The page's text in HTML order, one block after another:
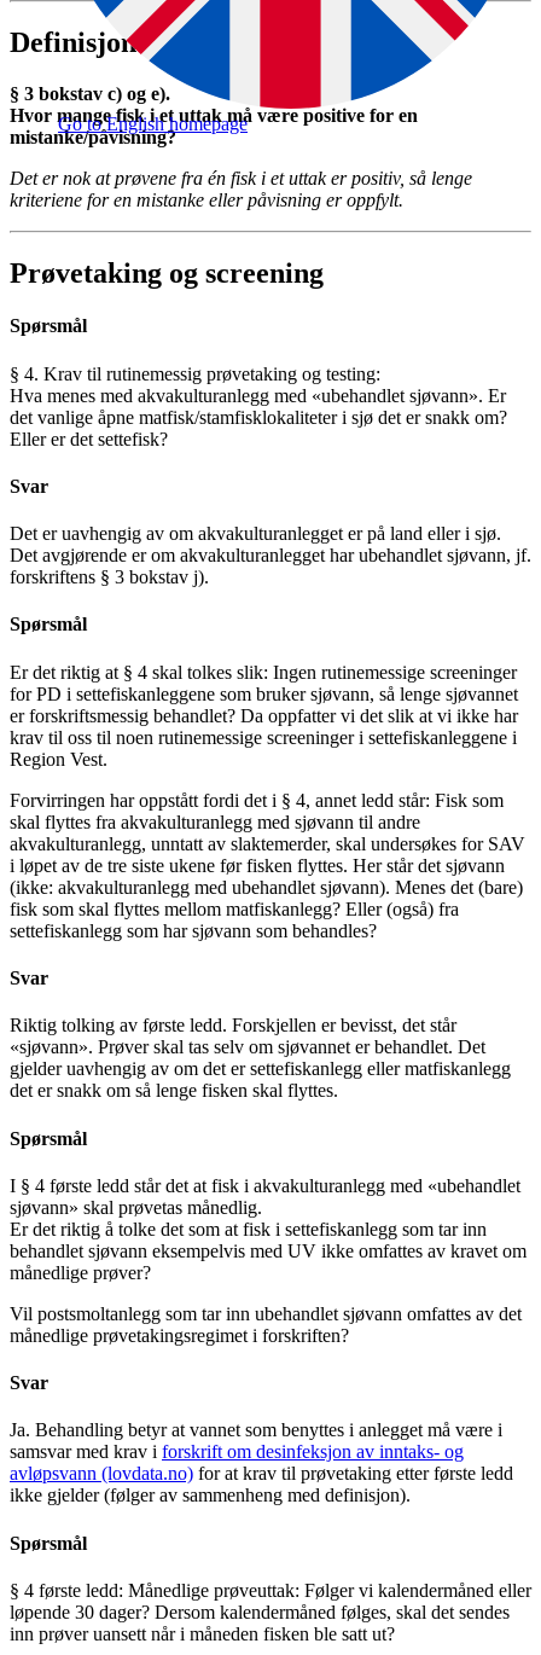
Go to English homepage
Definisjoner
§ 3 bokstav c) og e).
Hvor mange fisk i et uttak må være positive for en
mistanke/påvisning?
Det er nok at prøvene fra én fisk i et uttak er positiv, så lenge
kriteriene for en mistanke eller påvisning er oppfylt.
Prøvetaking og screening
Spørsmål
§ 4. Krav til rutinemessig prøvetaking og testing:
Hva menes med akvakulturanlegg med «ubehandlet sjøvann». Er
det vanlige åpne matfisk/stamfisklokaliteter i sjø det er snakk om?
Eller er det settefisk?
Svar
Det er uavhengig av om akvakulturanlegget er på land eller i sjø.
Det avgjørende er om akvakulturanlegget har ubehandlet sjøvann, jf.
forskriftens § 3 bokstav j).
Spørsmål
Er det riktig at § 4 skal tolkes slik: Ingen rutinemessige screeninger
for PD i settefiskanleggene som bruker sjøvann, så lenge sjøvannet
er forskriftsmessig behandlet? Da oppfatter vi det slik at vi ikke har
krav til oss til noen rutinemessige screeninger i settefiskanleggene i
Region Vest.
Forvirringen har oppstått fordi det i § 4, annet ledd står: Fisk som
skal flyttes fra akvakulturanlegg med sjøvann til andre
akvakulturanlegg, unntatt av slaktemerder, skal undersøkes for SAV
i løpet av de tre siste ukene før fisken flyttes. Her står det sjøvann
(ikke: akvakulturanlegg med ubehandlet sjøvann). Menes det (bare)
fisk som skal flyttes mellom matfiskanlegg? Eller (også) fra
settefiskanlegg som har sjøvann som behandles?
Svar
Riktig tolking av første ledd. Forskjellen er bevisst, det står
«sjøvann». Prøver skal tas selv om sjøvannet er behandlet. Det
gjelder uavhengig av om det er settefiskanlegg eller matfiskanlegg
det er snakk om så lenge fisken skal flyttes.
Spørsmål
I § 4 første ledd står det at fisk i akvakulturanlegg med «ubehandlet
sjøvann» skal prøvetas månedlig.
Er det riktig å tolke det som at fisk i settefiskanlegg som tar inn
behandlet sjøvann eksempelvis med UV ikke omfattes av kravet om
månedlige prøver?
Vil postsmoltanlegg som tar inn ubehandlet sjøvann omfattes av det
månedlige prøvetakingsregimet i forskriften?
Svar
Ja. Behandling betyr at vannet som benyttes i anlegget må være i
samsvar med krav i forskrift om desinfeksjon av inntaks- og
avløpsvann (lovdata.no) for at krav til prøvetaking etter første ledd
ikke gjelder (følger av sammenheng med definisjon).
Spørsmål
§ 4 første ledd: Månedlige prøveuttak: Følger vi kalendermåned eller
løpende 30 dager? Dersom kalendermåned følges, skal det sendes
inn prøver uansett når i måneden fisken ble satt ut?